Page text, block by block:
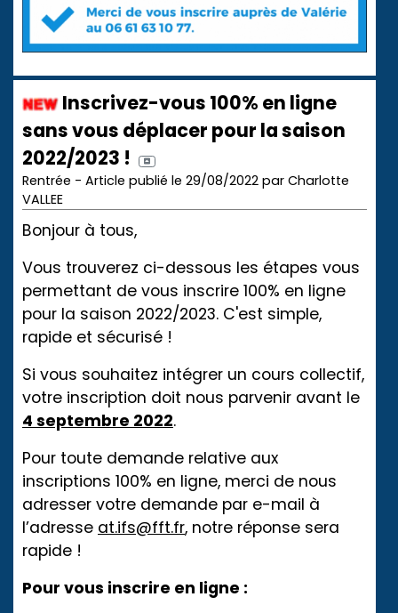
Inscrivez-vous 100% en ligne
sans vous déplacer pour la saison
2022/2023 !
Rentrée - Article publié le 29/08/2022 par Charlotte
VALLEE
Bonjour à tous,
Vous trouverez ci-dessous les étapes vous
permettant de vous inscrire 100% en ligne
pour la saison 2022/2023. C'est simple,
rapide et sécurisé !
Si vous souhaitez intégrer un cours collectif,
votre inscription doit nous parvenir avant le
4 septembre 2022.
Pour toute demande relative aux
inscriptions 100% en ligne, merci de nous
adresser votre demande par e-mail à
l’adresse at.ifs@fft.fr, notre réponse sera
rapide !
Pour vous inscrire en ligne :